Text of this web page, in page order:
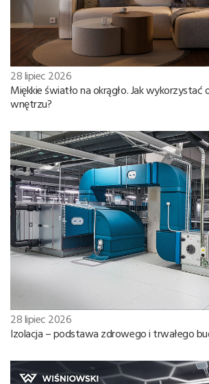
28 lipiec 2026
Miękkie światło na okrągło. Jak wykorzystać
wnętrzu?
28 lipiec 2026
Izolacja – podstawa zdrowego i trwałego